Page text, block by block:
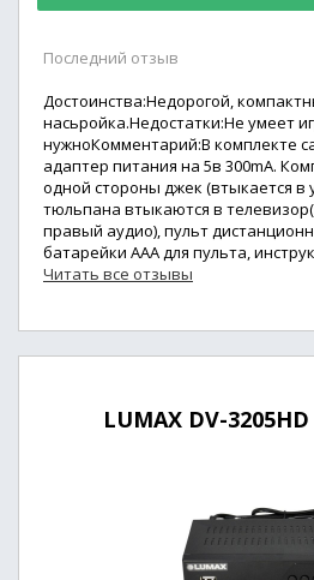
Последний отзыв
Достоинства:Недорогой,
насьройка.Недостатки:Не умеет
нужноКомментарий:В комплекте
адаптер питания на 5в 300mA.
одной стороны джек (втыкается в
тюльпана втыкаются в
правый аудио), пульт
батарейки ААА для пульта,
Читать все отзывы
LUMAX DV-3205HD